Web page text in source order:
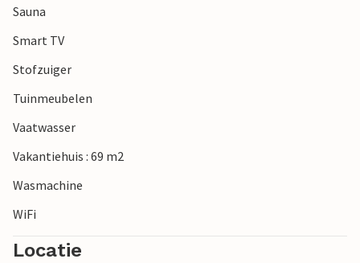
Sauna
Smart TV
Stofzuiger
Tuinmeubelen
Vaatwasser
Vakantiehuis : 69 m2
Wasmachine
WiFi
Locatie